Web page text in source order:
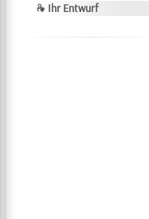
❧ Ihr Entwurf